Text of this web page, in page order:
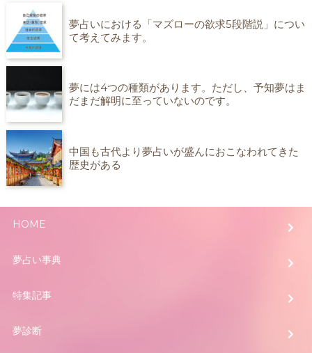
夢占いにおける「マズローの欲求5段階説」につい
て考えてみます。
夢には4つの種類があります。ただし、予知夢はま
だまだ解明に至っていないのです。
中国も古代より夢占いが盛んにおこなわれてきた
歴史がある
HOME
夢占い事典
特集記事
夢診断